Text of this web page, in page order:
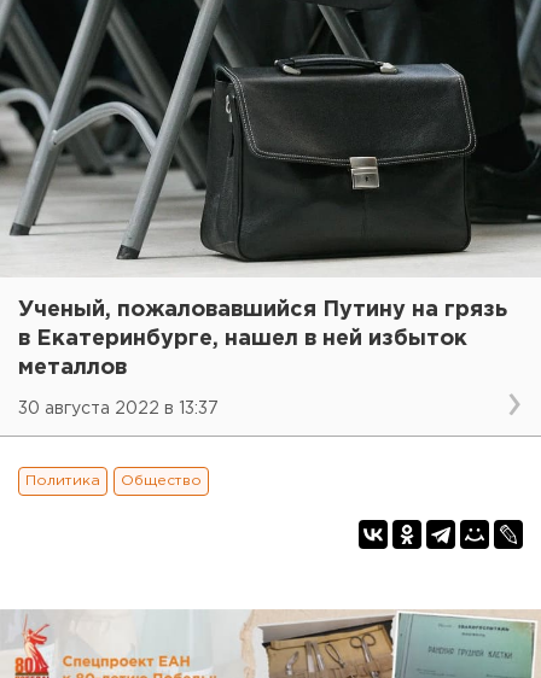
Ученый, пожаловавшийся Путину на грязь
в Екатеринбурге, нашел в ней избыток
металлов
30 августа 2022 в 13:37
Политика Общество